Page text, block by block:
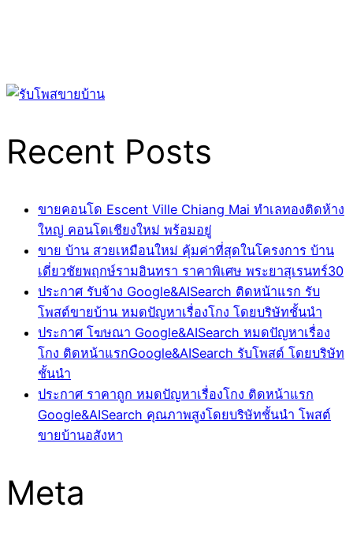
Recent Posts
ขายคอนโด Escent Ville Chiang Mai ทำเลทองติดห้าง
ใหญ่ คอนโดเชียงใหม่ พร้อมอยู่
ขาย บ้าน สวยเหมือนใหม่ คุ้มค่าที่สุดในโครงการ บ้าน
เดี่ยวชัยพฤกษ์รามอินทรา ราคาพิเศษ พระยาสุเรนทร์30
ประกาศ รับจ้าง Google&AISearch ติดหน้าแรก รับ
โพสต์ขายบ้าน หมดปัญหาเรื่องโกง โดยบริษัทชั้นนำ
ประกาศ โฆษณา Google&AISearch หมดปัญหาเรื่อง
โกง ติดหน้าแรกGoogle&AISearch รับโพสต์ โดยบริษัท
ชั้นนำ
ประกาศ ราคาถูก หมดปัญหาเรื่องโกง ติดหน้าแรก
Google&AISearch คุณภาพสูงโดยบริษัทชั้นนำ โพสต์
ขายบ้านอสังหา
Meta